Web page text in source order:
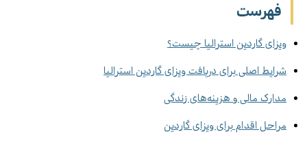
فهرست
ویزای گاردین استرالیا چیست؟
شرایط اصلی برای دریافت ویزای گاردین استرالیا
مدارک مالی و هزینه‌های زندگی
مراحل اقدام برای ویزای گاردین